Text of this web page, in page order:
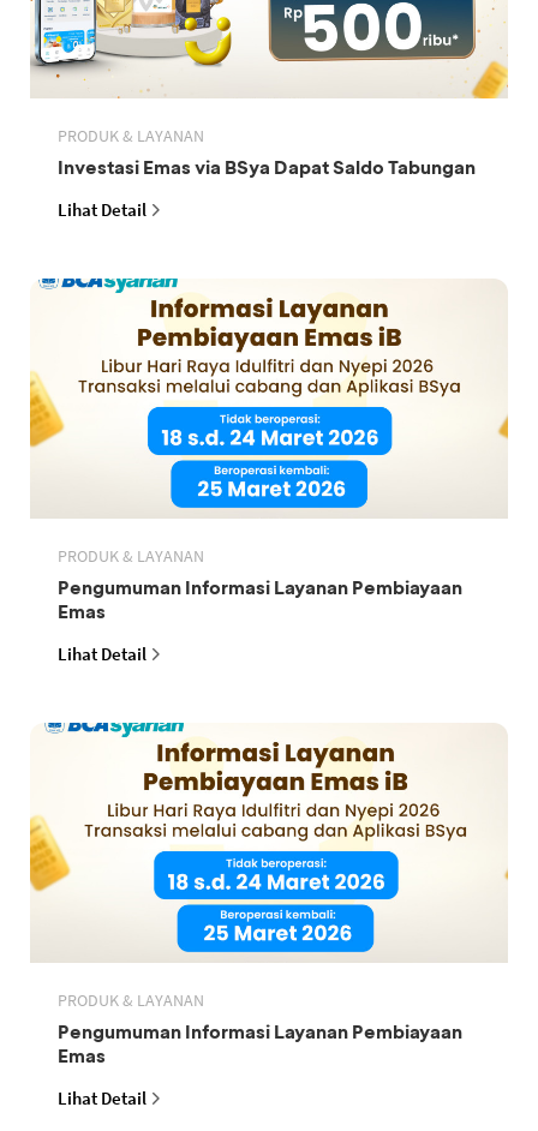
PRODUK & LAYANAN
Investasi Emas via BSya Dapat Saldo Tabungan
Lihat Detail
PRODUK & LAYANAN
Pengumuman Informasi Layanan Pembiayaan
Emas
Lihat Detail
PRODUK & LAYANAN
Pengumuman Informasi Layanan Pembiayaan
Emas
Lihat Detail